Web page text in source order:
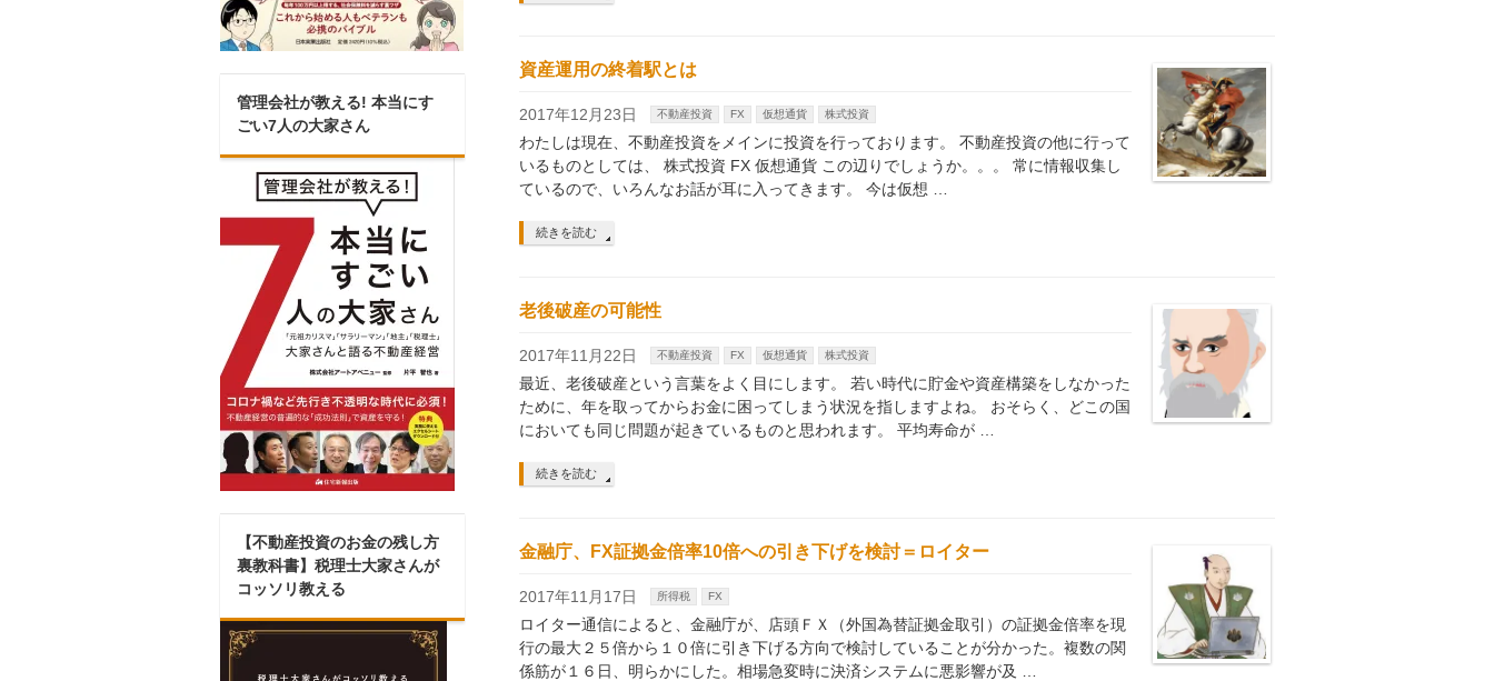
資産運用の終着駅とは
2017年12月23日 不動産投資 FX 仮想通貨 株式投資
わたしは現在、不動産投資をメインに投資を行っております。 不動産投資の他に行って
いるものとしては、 株式投資 FX 仮想通貨 この辺りでしょうか。。。 常に情報収集し
ているので、いろんなお話が耳に入ってきます。 今は仮想 …
続きを読む
老後破産の可能性
2017年11月22日 不動産投資 FX 仮想通貨 株式投資
最近、老後破産という言葉をよく目にします。 若い時代に貯金や資産構築をしなかった
ために、年を取ってからお金に困ってしまう状況を指しますよね。 おそらく、どこの国
においても同じ問題が起きているものと思われます。 平均寿命が …
続きを読む
金融庁、FX証拠金倍率10倍への引き下げを検討＝ロイター
2017年11月17日 所得税 FX
ロイター通信によると、金融庁が、店頭ＦＸ（外国為替証拠金取引）の証拠金倍率を現
行の最大２５倍から１０倍に引き下げる方向で検討していることが分かった。複数の関
係筋が１６日、明らかにした。相場急変時に決済システムに悪影響が及 …
管理会社が教える! 本当にす
ごい7人の大家さん
【不動産投資のお金の残し方
裏教科書】税理士大家さんが
コッソリ教える